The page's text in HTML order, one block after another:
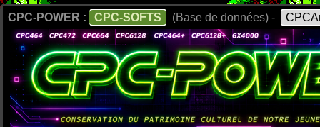
CPC-POWER : CPC-SOFTS (Base de données) -